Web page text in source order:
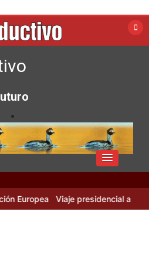
Viaje presidencial a Rusia y